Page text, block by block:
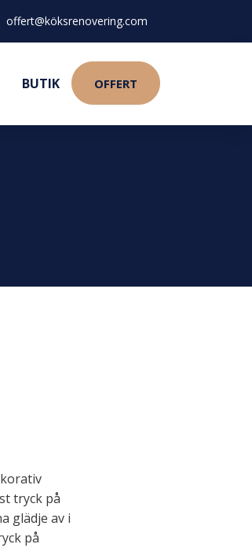
offert@köksrenovering.com
BUTIK OFFERT
tryck på
glädje av i
på